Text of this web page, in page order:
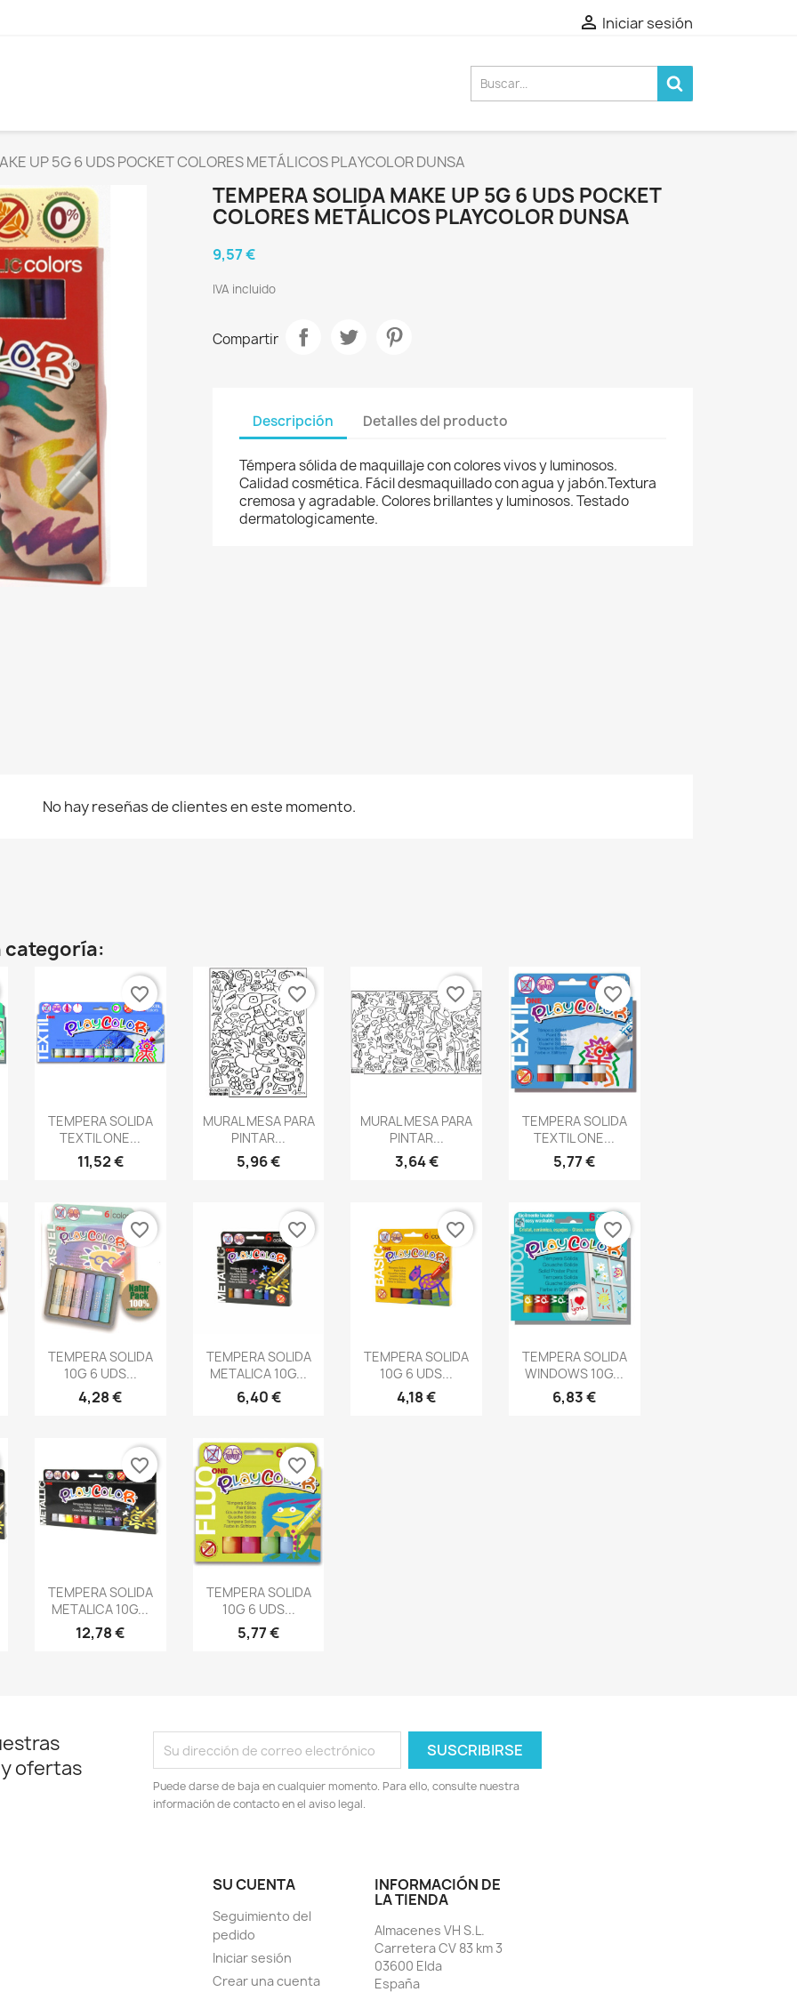
 Iniciar sesión
UP 5G 6 UDS POCKET COLORES METÁLICOS PLAYCOLOR DUNSA
TEMPERA SOLIDA MAKE UP 5G 6 UDS POCKET
COLORES METÁLICOS PLAYCOLOR DUNSA
9,57 €
IVA incluido
Compartir
Descripción Detalles del producto
Témpera sólida de maquillaje con colores vivos y luminosos.
Calidad cosmética. Fácil desmaquillado con agua y jabón.Textura
cremosa y agradable. Colores brillantes y luminosos. Testado
dermatologicamente.
No hay reseñas de clientes en este momento.
categoría:
Vista rápida
TEMPERA SOLIDA
TEXTIL ONE...
11,52 €
favorite_border
Vista rápida
MURAL MESA PARA
PINTAR...
5,96 €
favorite_border
Vista rápida
MURAL MESA PARA
PINTAR...
3,64 €
favorite_border
Vista rápida
TEMPERA SOLIDA
TEXTIL ONE...
5,77 €
favorite_border
Vista rápida
TEMPERA SOLIDA
10G 6 UDS...
4,28 €
favorite_border
Vista rápida
TEMPERA SOLIDA
METALICA 10G...
6,40 €
favorite_border
Vista rápida
TEMPERA SOLIDA
10G 6 UDS...
4,18 €
favorite_border
Vista rápida
TEMPERA SOLIDA
WINDOWS 10G...
6,83 €
favorite_border
Vista rápida
TEMPERA SOLIDA
METALICA 10G...
12,78 €
favorite_border
Vista rápida
TEMPERA SOLIDA
10G 6 UDS...
5,77 €
favorite_border
ofertas
Puede darse de baja en cualquier momento. Para ello, consulte nuestra
información de contacto en el aviso legal.
SU CUENTA
Seguimiento del
pedido
Iniciar sesión
Crear una cuenta
INFORMACIÓN DE
LA TIENDA
Almacenes VH S.L.
Carretera CV 83 km 3
03600 Elda
España